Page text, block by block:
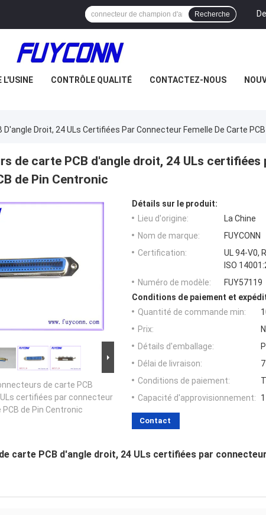
Recherche
L'USINE CONTRÔLE QUALITÉ CONTACTEZ-NOUS
Droit, 24 ULs Certifiées Par Connecteur Femelle De Carte
de carte PCB d'angle droit, 24 ULs
de Pin Centronic
de carte PCB
certifiées par connecteur
de Pin Centronic
Détails sur le produit:
Lieu d'origine:
La Chine
Nom de marque:
FUYCONN
Certification:
UL 94-V0,
ISO
Numéro de modèle:
FUY57119
Conditions de paiement et
Quantité de commande min:
Prix:
Détails d'emballage:
Délai de livraison:
Conditions de paiement:
Capacité d'approvisionnement:
Contact
carte PCB d'angle droit, 24 ULs certifiées par